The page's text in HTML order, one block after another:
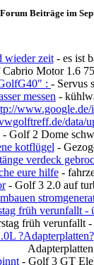
Beiträge im
wieder zeit- es ist
Motor 1.6
: - Servus
messen -
tp://www.google.de/
data/
- Golf 2 Dome
kotflügel -
verdeck
eure hilfe-
- Golf 3 2.0 auf
früh verunfallt -
früh verunfallt -
?Adapterplatten?
- Golf 3 GT